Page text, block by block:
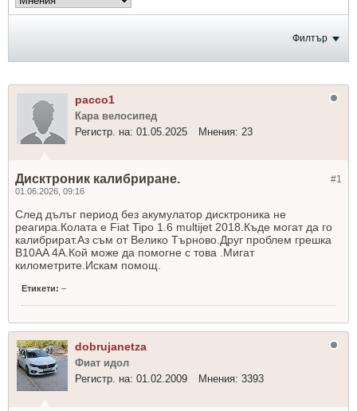
Филтър
pacco1
Кара велосипед
Регистр. на: 01.05.2025 Мнения: 23
#1
Дисктроник калибриране.
01.06.2026, 09:16
След дълъг период без акумулатор дисктроника не
реагира.Колата е Fiat Tipo 1.6 multijet 2018.Къде могат да го
калибрират.Аз съм от Велико Търново.Друг проблем грешка
B10AA 4A.Кой може да помогне с това .Мигат
километрите.Искам помощ.
Етикети: –
dobrujanetza
Фиат идол
Регистр. на: 01.02.2009 Мнения: 3393